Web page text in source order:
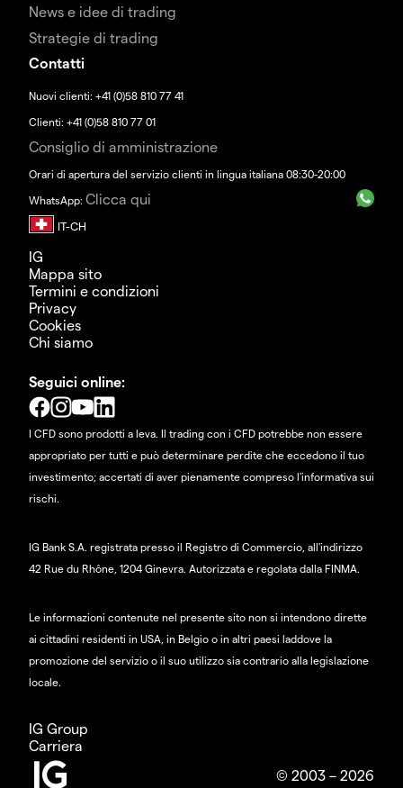
News e idee di trading
Strategie di trading
Contatti
Nuovi clienti: +41 (0)58 810 77 41
Clienti: +41 (0)58 810 77 01
Consiglio di amministrazione
Orari di apertura del servizio clienti in lingua italiana 08:30-20:00
WhatsApp: Clicca qui
IG
Mappa sito
Termini e condizioni
Privacy
Cookies
Chi siamo
Seguici online:
I CFD sono prodotti a leva. Il trading con i CFD potrebbe non essere
appropriato per tutti e può determinare perdite che eccedono il tuo
investimento; accertati di aver pienamente compreso l'informativa sui
rischi.
IG Bank S.A. registrata presso il Registro di Commercio, all'indirizzo
42 Rue du Rhône, 1204 Ginevra. Autorizzata e regolata dalla FINMA.
Le informazioni contenute nel presente sito non si intendono dirette
ai cittadini residenti in USA, in Belgio o in altri paesi laddove la
promozione del servizio o il suo utilizzo sia contrario alla legislazione
locale.
IG Group
Carriera
© 2003 – 2026